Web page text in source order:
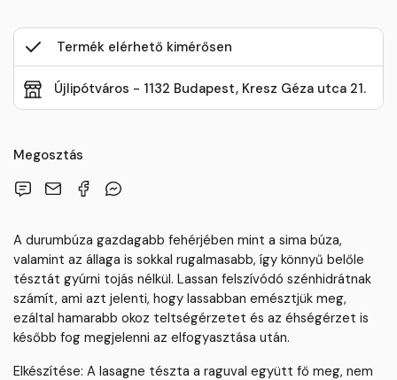
Termék elérhető kimérősen
Újlipótváros - 1132 Budapest, Kresz Géza utca 21.
Megosztás
A durumbúza gazdagabb fehérjében mint a sima búza,
valamint az állaga is sokkal rugalmasabb, így könnyű belőle
tésztát gyúrni tojás nélkül. Lassan felszívódó szénhidrátnak
számít, ami azt jelenti, hogy lassabban emésztjük meg,
ezáltal hamarabb okoz teltségérzetet és az éhségérzet is
később fog megjelenni az elfogyasztása után.
Elkészítése: A lasagne tészta a raguval együtt fő meg, nem